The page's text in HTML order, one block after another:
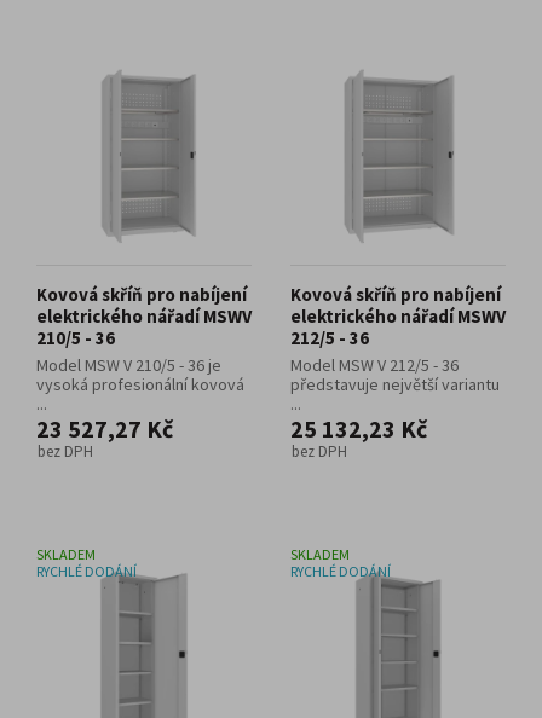
Kovová skříň pro nabíjení
elektrického nářadí MSWV
210/5 - 36
Model MSW V 210/5 - 36 je
vysoká profesionální kovová
...
23 527,27 Kč
bez DPH
Kovová skříň pro nabíjení
elektrického nářadí MSWV
212/5 - 36
Model MSW V 212/5 - 36
představuje největší variantu
...
25 132,23 Kč
bez DPH
SKLADEM
RYCHLÉ DODÁNÍ
SKLADEM
RYCHLÉ DODÁNÍ